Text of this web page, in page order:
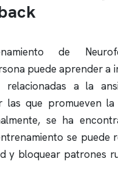
de
puede aprender a
relacionadas a la
las que promueven
se ha
se puede
y bloquear patrones